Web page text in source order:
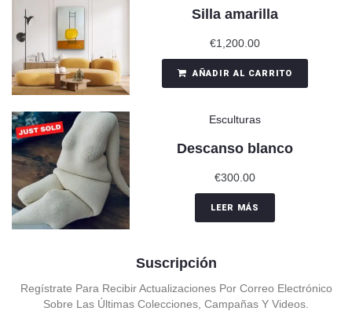
Silla amarilla
€1,200.00
AÑADIR AL CARRITO
Esculturas
Descanso blanco
€300.00
LEER MÁS
Suscripción
Regístrate Para Recibir Actualizaciones Por Correo Electrónico
Sobre Las Últimas Colecciones, Campañas Y Videos.